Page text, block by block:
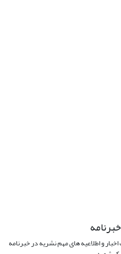
و اطلاعیه های مهم نشریه در خبرنامه